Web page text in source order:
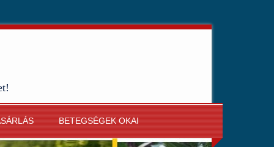
BETEGSÉGEK OKAI